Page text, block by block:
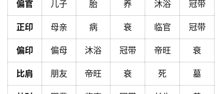
首
页
黄
历
偏官 儿子 胎 养 沐浴 冠带
正印 母亲 病 衰 临官 冠带
偏印 偏母 沐浴 冠带 帝旺 衰
比肩 朋友 帝旺 衰 死 墓